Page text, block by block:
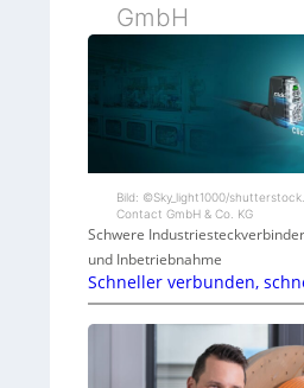
GmbH
Bild: ©Sky_light1000/
Contact GmbH & Co. KG
Schwere
und Inbetriebnahme
Schneller verbunden,